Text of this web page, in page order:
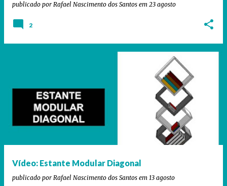
publicado por Rafael Nascimento dos Santos em 23 agosto
2
Vídeo: Estante Modular Diagonal
publicado por Rafael Nascimento dos Santos em 13 agosto